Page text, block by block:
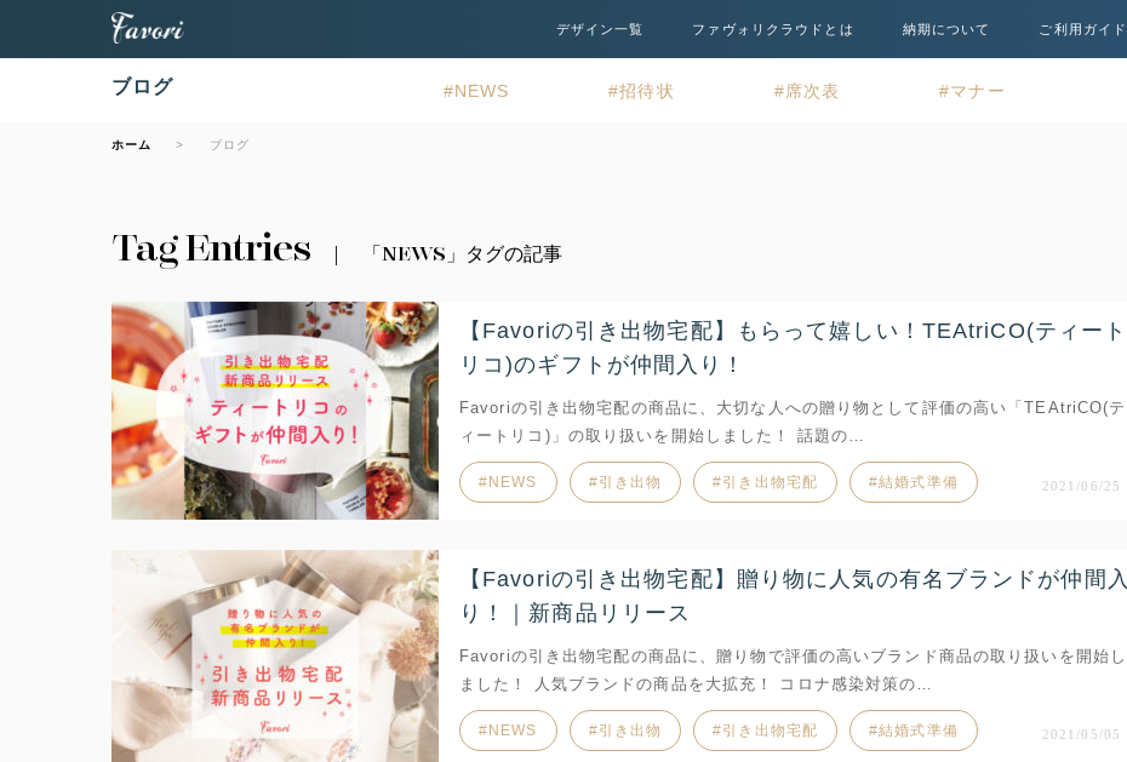
デザイン一覧 ファヴォリクラウドとは 納期について ご利用ガイド
ブログ NEWS 招待状 席次表 マナー
ホーム ブログ
Tag Entries 「NEWS」タグの記事
【Favoriの引き出物宅配】もらって嬉しい！TEAtriCO(ティート
リコ)のギフトが仲間入り！
Favoriの引き出物宅配の商品に、大切な人への贈り物として評価の高い「TEAtriCO(テ
ィートリコ)」の取り扱いを開始しました！ 話題の…
NEWS 引き出物 引き出物宅配 結婚式準備 2021/06/25
【Favoriの引き出物宅配】贈り物に人気の有名ブランドが仲間入
り！｜新商品リリース
Favoriの引き出物宅配の商品に、贈り物で評価の高いブランド商品の取り扱いを開始し
ました！ 人気ブランドの商品を大拡充！ コロナ感染対策の…
NEWS 引き出物 引き出物宅配 結婚式準備 2021/05/05